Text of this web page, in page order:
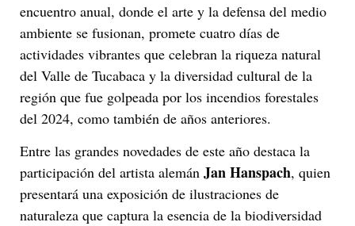
encuentro anual, donde el arte y la defensa del medio
ambiente se fusionan, promete cuatro días de
actividades vibrantes que celebran la riqueza natural
del Valle de Tucabaca y la diversidad cultural de la
región que fue golpeada por los incendios forestales
del 2024, como también de años anteriores.
Entre las grandes novedades de este año destaca la
participación del artista alemán Jan Hanspach, quien
presentará una exposición de ilustraciones de
naturaleza que captura la esencia de la biodiversidad